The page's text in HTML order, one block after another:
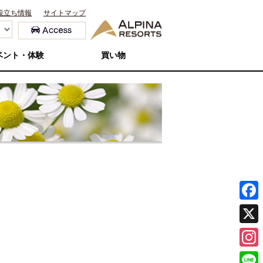
立ち情報 サイトマップ
ント・体験 買い物
F
a
c
X
I